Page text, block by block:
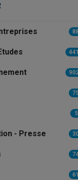
441
5
- Presse
61